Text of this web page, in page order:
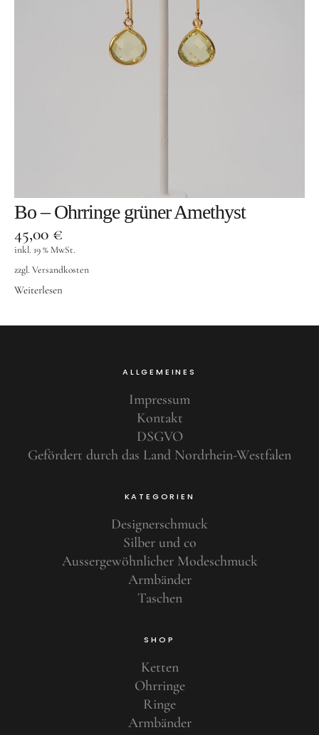
Kontakt
Suche
Bo – Ohrringe grüner Amethyst
45,00 €
inkl. 19 % MwSt.
zzgl. Versandkosten
Weiterlesen
ALLGEMEINES
Impressum
Kontakt
DSGVO
Gefördert durch das Land Nordrhein-Westfalen
KATEGORIEN
Designerschmuck
Silber und co
Aussergewöhnlicher Modeschmuck
Armbänder
Taschen
SHOP
Ketten
Ohrringe
Ringe
Armbänder